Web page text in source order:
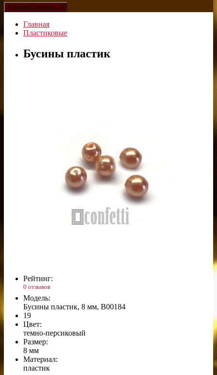
Корзина покупок: 0
Главная
Пластиковые
Бусины пластик
Рейтинг:
0 отзывов
Модель:
Бусины пластик, 8 мм, B00184
19
Цвет:
темно-персиковый
Размер:
8 мм
Материал:
пластик